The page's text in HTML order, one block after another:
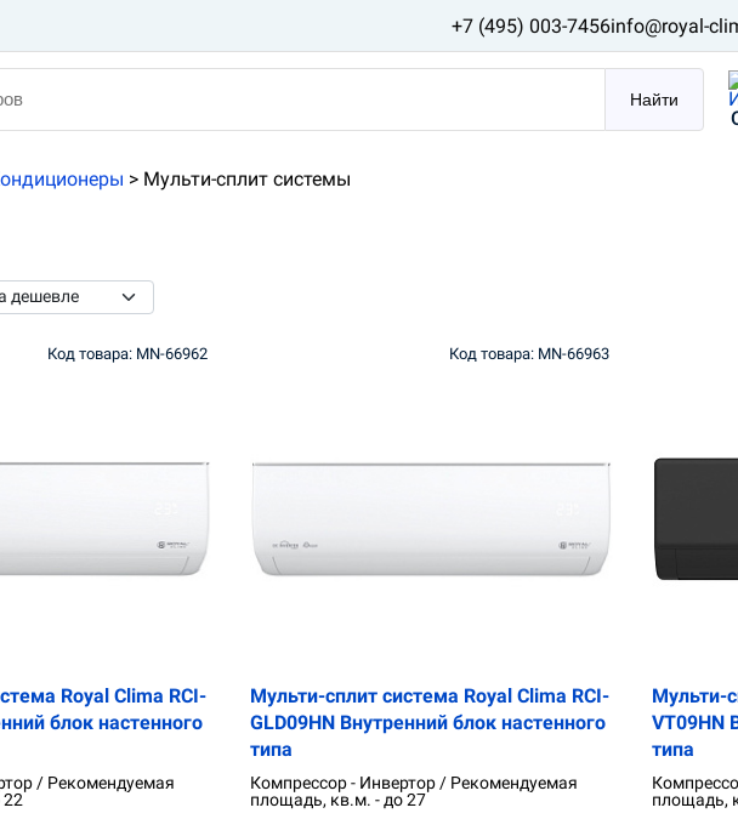
+7 (495) 003-7456info@royal-
Найти
> Мульти-сплит системы
Код товара: MN-66962
Royal Clima RCI-
блок настенного
/ Рекомендуемая
22
Код товара: MN-66963
Мульти-сплит система Royal Clima RCI-
GLD09HN Внутренний блок настенного
типа
Компрессор - Инвертор / Рекомендуемая
площадь, кв.м. - до 27
Мульти-
VT09HN
типа
площадь,